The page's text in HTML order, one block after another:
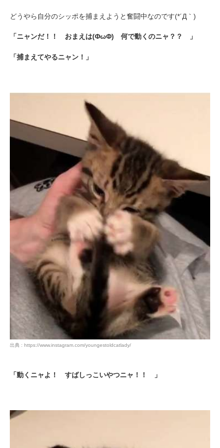
どうやら自分のシッポを捕まえようと奮闘中なのです(*´Д｀)
「ニャンだ！！ おまえは(ΦωΦ) 何で動くのニャ？？ 」
「捕まえてやるニャン！」
出典 : https://www.instagram.com/youngestoldcatlady/
「動くニャよ！ すばしっこいやつニャ！！ 」